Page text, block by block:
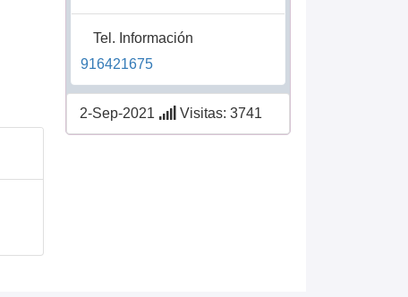
Tel. Información
916421675
2-Sep-2021 Visitas: 3741